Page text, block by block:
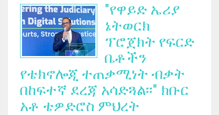
"የዋይድ ኤሪያ
ኔትወርክ
ፕሮጀክት የፍርድ
ቤቶችን
የቴክኖሎጂ ተጠቃሚነት ብቃት
በከፍተኛ ደረጃ አሳድጓል፡፡" ክቡር
አቶ ቴዎድሮስ ምህረት